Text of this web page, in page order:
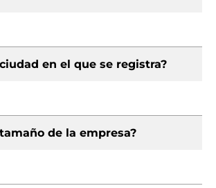
en el que se registra?
de la empresa?